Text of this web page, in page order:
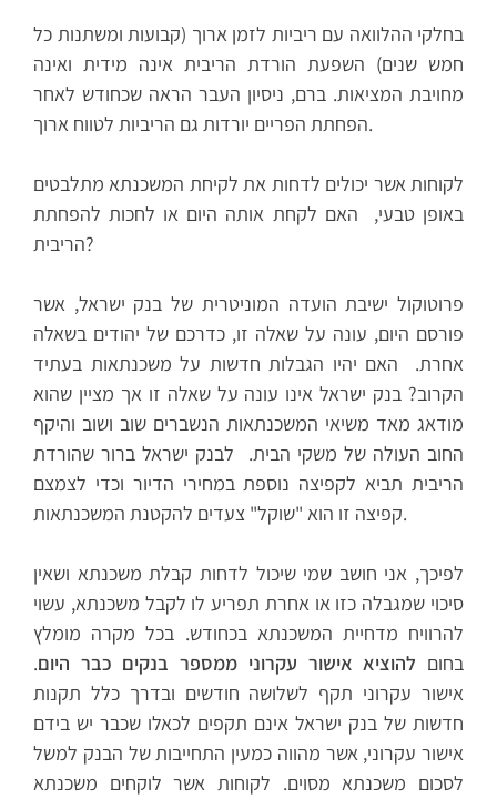
בחלקי ההלוואה עם ריביות לזמן ארוך (קבועות ומשתנות כל
חמש שנים) השפעת הורדת הריבית אינה מידית ואינה
מחויבת המציאות. ברם, ניסיון העבר הראה שכחודש לאחר
הפחתת הפריים יורדות גם הריביות לטווח ארוך.
לקוחות אשר יכולים לדחות את לקיחת המשכנתא מתלבטים
באופן טבעי, האם לקחת אותה היום או לחכות להפחתת
הריבית?
פרוטוקול ישיבת הועדה המוניטרית של בנק ישראל, אשר
פורסם היום, עונה על שאלה זו, כדרכם של יהודים בשאלה
אחרת. האם יהיו הגבלות חדשות על משכנתאות בעתיד
הקרוב? בנק ישראל אינו עונה על שאלה זו אך מציין שהוא
מודאג מאד משיאי המשכנתאות הנשברים שוב ושוב והיקף
החוב העולה של משקי הבית. לבנק ישראל ברור שהורדת
הריבית תביא לקפיצה נוספת במחירי הדיור וכדי לצמצם
קפיצה זו הוא "שוקל" צעדים להקטנת המשכנתאות.
לפיכך, אני חושב שמי שיכול לדחות קבלת משכנתא ושאין
סיכוי שמגבלה כזו או אחרת תפריע לו לקבל משכנתא, עשוי
להרוויח מדחיית המשכנתא בכחודש. בכל מקרה מומלץ
בחום להוציא אישור עקרוני ממספר בנקים כבר היום.
אישור עקרוני תקף לשלושה חודשים ובדרך כלל תקנות
חדשות של בנק ישראל אינם תקפים לכאלו שכבר יש בידם
אישור עקרוני, אשר מהווה כמעין התחייבות של הבנק למשל
לסכום משכנתא מסוים. לקוחות אשר לוקחים משכנתא